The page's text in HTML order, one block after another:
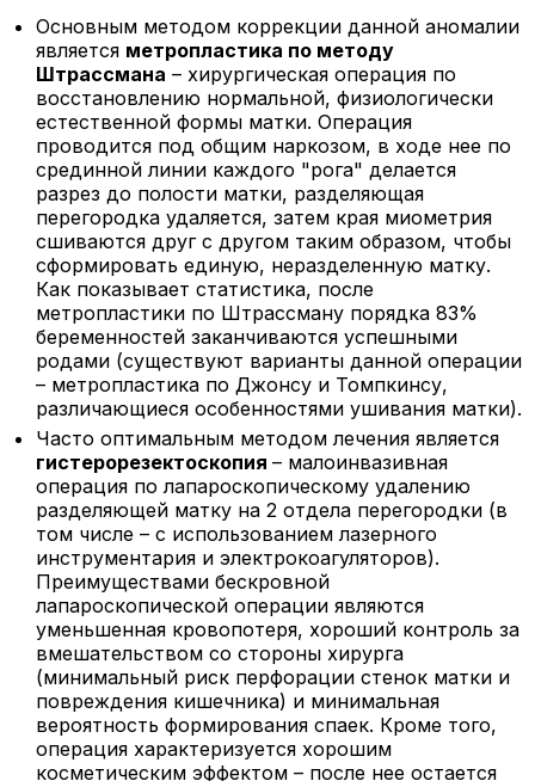
Основным методом коррекции данной аномалии
является метропластика по методу
Штрассмана – хирургическая операция по
восстановлению нормальной, физиологически
естественной формы матки. Операция
проводится под общим наркозом, в ходе нее по
срединной линии каждого "рога" делается
разрез до полости матки, разделяющая
перегородка удаляется, затем края миометрия
сшиваются друг с другом таким образом, чтобы
сформировать единую, неразделенную матку.
Как показывает статистика, после
метропластики по Штрассману порядка 83%
беременностей заканчиваются успешными
родами (существуют варианты данной операции
– метропластика по Джонсу и Томпкинсу,
различающиеся особенностями ушивания матки).
Часто оптимальным методом лечения является
гистерорезектоскопия– малоинвазивная
операция по лапароскопическому удалению
разделяющей матку на 2 отдела перегородки (в
том числе – с использованием лазерного
инструментария и электрокоагуляторов).
Преимуществами бескровной
лапароскопической операции являются
уменьшенная кровопотеря, хороший контроль за
вмешательством со стороны хирурга
(минимальный риск перфорации стенок матки и
повреждения кишечника) и минимальная
вероятность формирования спаек. Кроме того,
операция характеризуется хорошим
косметическим эффектом – после нее остается